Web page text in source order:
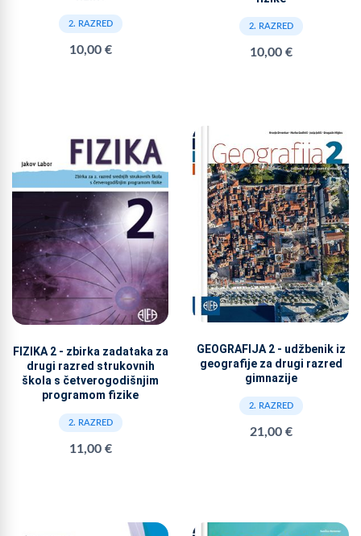
2. RAZRED
10,00 €
2. RAZRED
10,00 €
FIZIKA 2 - zbirka zadataka za
drugi razred strukovnih
škola s četverogodišnjim
programom fizike
2. RAZRED
11,00 €
GEOGRAFIJA 2 - udžbenik iz
geografije za drugi razred
gimnazije
2. RAZRED
21,00 €